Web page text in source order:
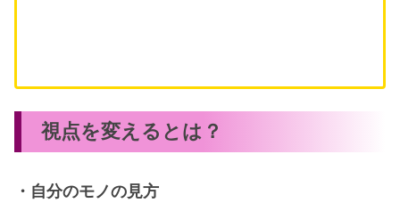
視点を変えるとは？
・自分のモノの見方